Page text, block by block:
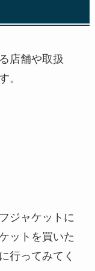
店舗や取扱
。
ジャケットに
ットを買いた
行ってみてく